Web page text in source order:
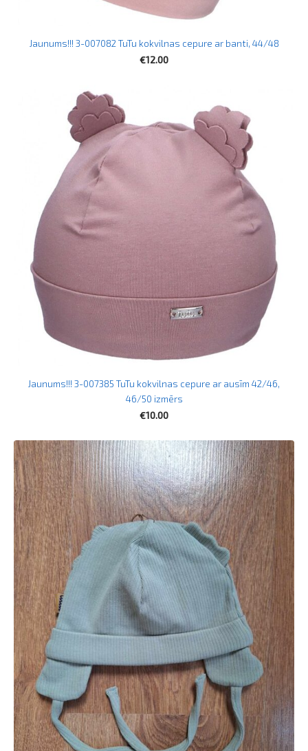
Jaunums!!! 3-007082 TuTu kokvilnas cepure ar banti, 44/48
€12.00
Jaunums!!! 3-007385 TuTu kokvilnas cepure ar ausīm 42/46,
46/50 izmērs
€10.00